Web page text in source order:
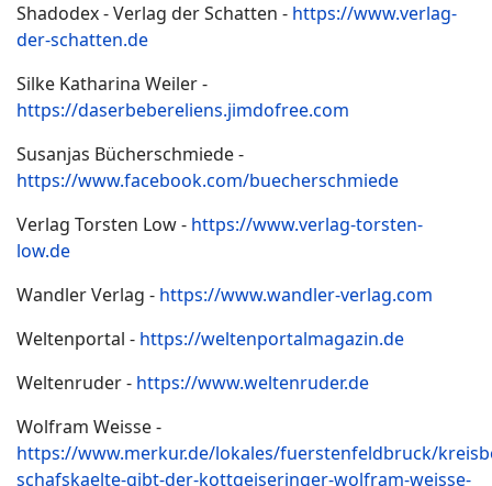
Shadodex - Verlag der Schatten - https://www.verlag-
der-schatten.de
Silke Katharina Weiler -
https://daserbebereliens.jimdofree.com
Susanjas Bücherschmiede -
https://www.facebook.com/buecherschmiede
Verlag Torsten Low - https://www.verlag-torsten-
low.de
Wandler Verlag - https://www.wandler-verlag.com
Weltenportal - https://weltenportalmagazin.de
Weltenruder - https://www.weltenruder.de
Wolfram Weisse -
https://www.merkur.de/lokales/fuerstenfeldbruck/
schafskaelte-gibt-der-kottgeiseringer-wolfram-weisse-